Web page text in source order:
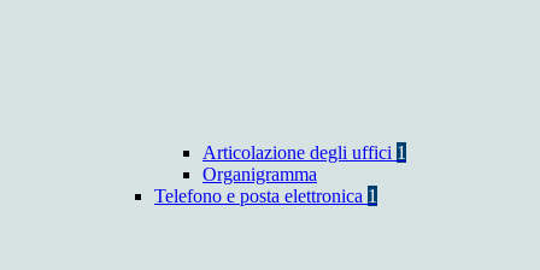
Articolazione degli uffici 1
Organigramma
Telefono e posta elettronica 1